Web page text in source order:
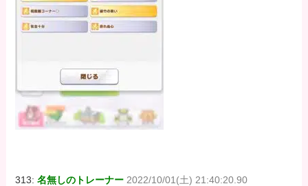
313:名無しのトレーナー 2022/10/01(土) 21:40:20.90